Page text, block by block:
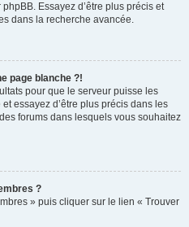
Essayez d’être plus précis et
dans la recherche avancée.
page blanche ?!
pour que le serveur puisse les
essayez d’être plus précis dans les
forums dans lesquels vous souhaitez
?
» puis cliquer sur le lien « Trouver